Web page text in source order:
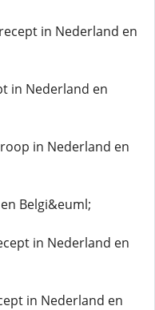
in Nederland en
in Nederland en
in Nederland en
Belgi&euml;
in Nederland en
in Nederland en